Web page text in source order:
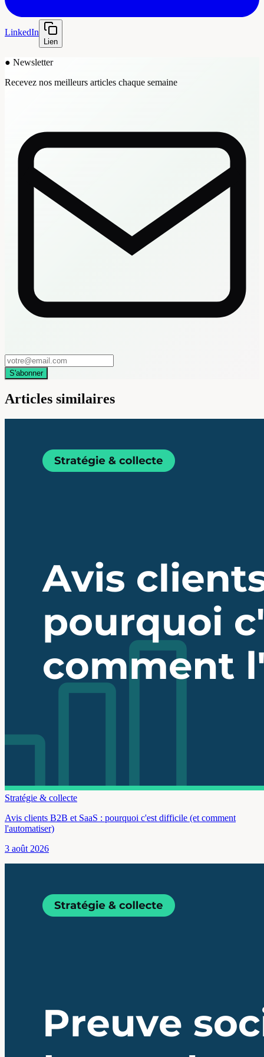
LinkedIn
Lien
● Newsletter
Recevez nos meilleurs articles chaque semaine
S'abonner
Articles similaires
Stratégie & collecte
Avis clients B2B et SaaS : pourquoi c'est difficile (et comment
l'automatiser)
3 août 2026